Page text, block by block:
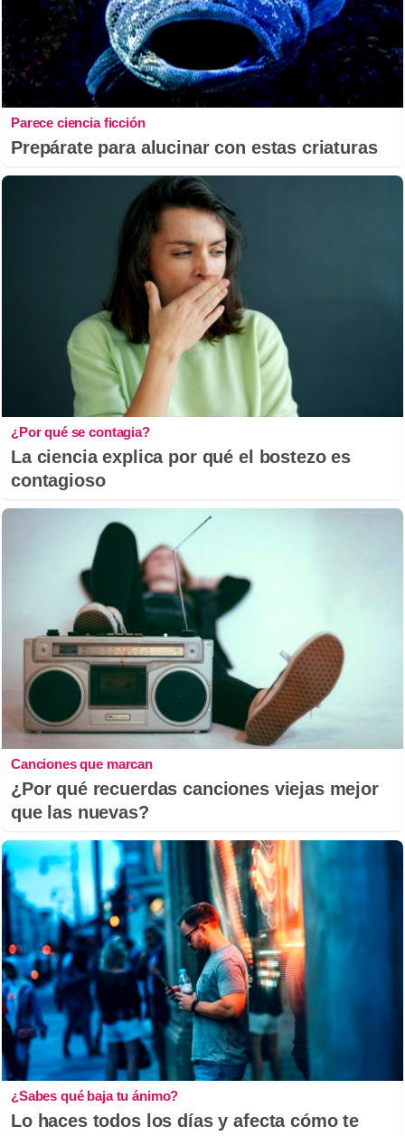
Parece ciencia ficción
Prepárate para alucinar con estas criaturas
¿Por qué se contagia?
La ciencia explica por qué el bostezo es
contagioso
Canciones que marcan
¿Por qué recuerdas canciones viejas mejor
que las nuevas?
¿Sabes qué baja tu ánimo?
Lo haces todos los días y afecta cómo te